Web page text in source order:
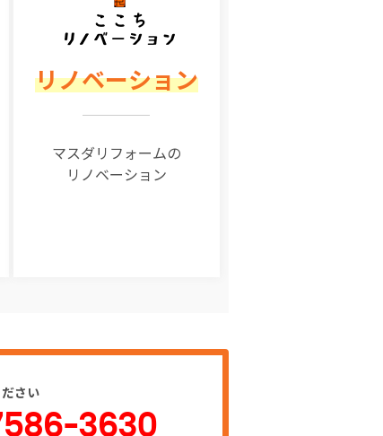
リノベーション
マスダリフォームの
リノベーション
さい
3630